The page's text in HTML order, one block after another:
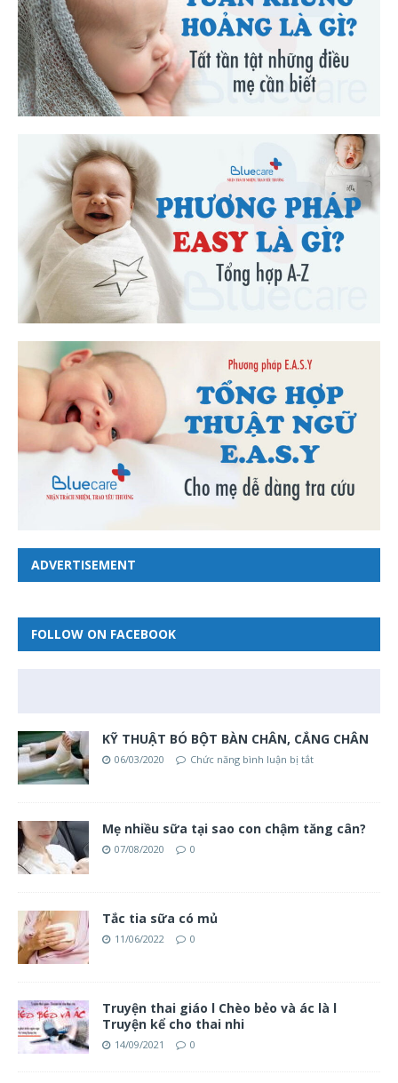
ADVERTISEMENT
FOLLOW ON FACEBOOK
KỸ THUẬT BÓ BỘT BÀN CHÂN, CẲNG CHÂN
06/03/2020 Chức năng bình luận bị tắt
Mẹ nhiều sữa tại sao con chậm tăng cân?
07/08/2020 0
Tắc tia sữa có mủ
11/06/2022 0
Truyện thai giáo l Chèo bẻo và ác là l
Truyện kể cho thai nhi
14/09/2021 0